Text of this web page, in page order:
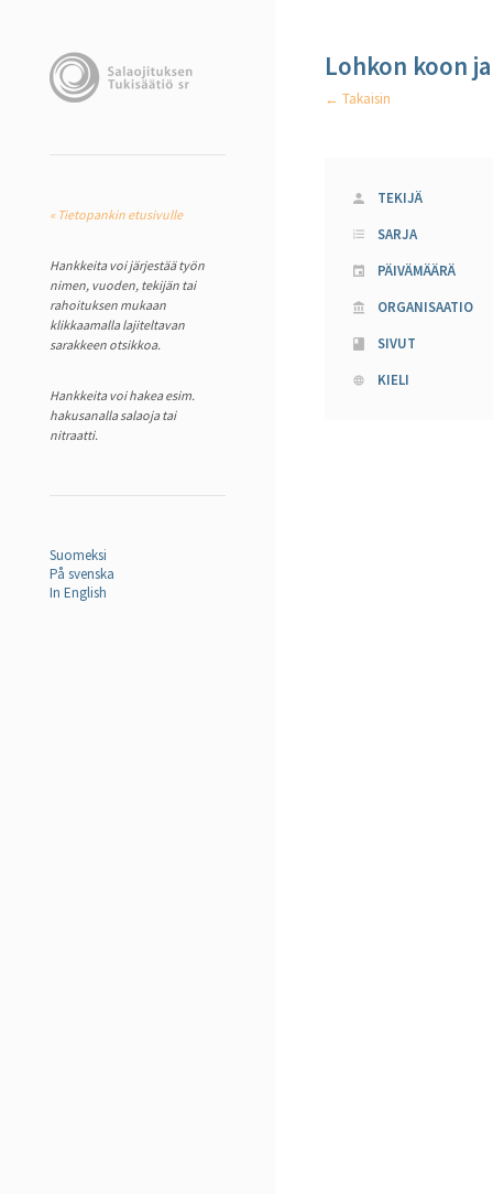
« Tietopankin etusivulle
Hankkeita voi järjestää työn
nimen, vuoden, tekijän tai
rahoituksen mukaan
klikkaamalla lajiteltavan
sarakkeen otsikkoa.
Hankkeita voi hakea esim.
hakusanalla salaoja tai
nitraatti.
Suomeksi
På svenska
In English
Lohkon koon
← Takaisin
TEKIJÄ
SARJA
PÄIVÄMÄÄRÄ
ORGANISAATIO
SIVUT
KIELI